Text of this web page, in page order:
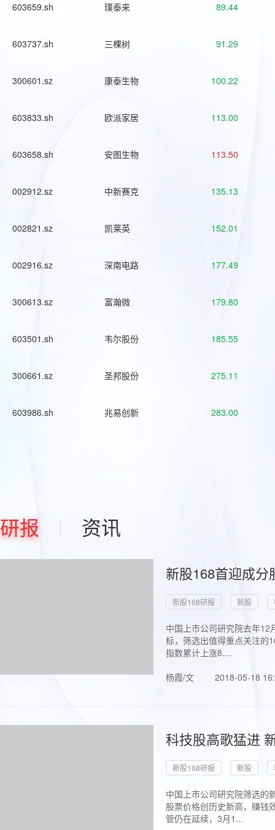
603659.sh 璞泰来 89.44
603737.sh 三棵树 91.29
300601.sz 康泰生物 100.22
603833.sh 欧派家居 113.00
603658.sh 安图生物 113.50
002912.sz 中新赛克 135.13
002821.sz 凯莱英 152.01
002916.sz 深南电路 177.49
300613.sz 富瀚微 179.80
603501.sh 韦尔股份 185.55
300661.sz 圣邦股份 275.11
603986.sh 兆易创新 283.00
研报 资讯
新股168首迎成
新股168研报 新股
中国上市公司研究院去年
标，筛选出值得重点关注的
指数累计上涨8....
杨霞/文
2018-05-18
科技股高歌猛进
新股168研报 新股
中国上市公司研究院筛选的
股票价格创历史新高，赚钱
管仍在延续，3月1...